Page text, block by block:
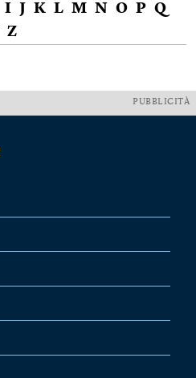
I J K L M N O P Q
Z
PUBBLICITÀ